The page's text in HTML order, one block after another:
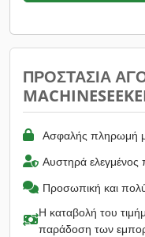
ΠΡΟΣΤΑΣΊΑ
Ασφαλής πληρωμή
Αυστηρά ελεγμένος
Προσωπική και
Η καταβολή του
παράδοση των